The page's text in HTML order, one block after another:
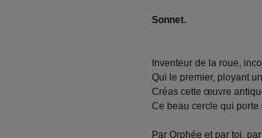
Sonnet.
Inventeur de la roue,
Qui le premier, ployant
Créas cette œuvre
Ce beau cercle qui porte
Par Orphée et par toi,